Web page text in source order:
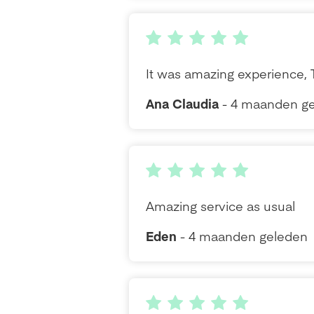
It was amazing experience,
Ana Claudia - 4 maanden
Amazing service as usual
Eden - 4 maanden geleden